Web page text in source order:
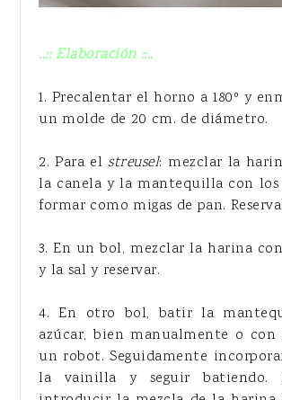
..:: Elaboración ::..
1. Precalentar el horno a 180º y
un molde de 20 cm. de diámetro.
2. Para elstreusel: mezclar la
la canela y la mantequilla con los
formar como migas de pan.
3. En un bol, mezclar la harina
y la sal y reservar.
4. En otro bol, batir la
azúcar, bien manualmente o con
un robot. Seguidamente
la vainilla y seguir batiendo.